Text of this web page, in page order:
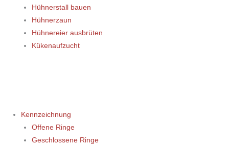
Hühnerstall bauen
Hühnerzaun
Hühnereier ausbrüten
Kükenaufzucht
Kennzeichnung
Offene Ringe
Geschlossene Ringe